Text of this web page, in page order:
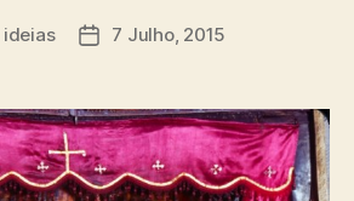
ideias
Data7 Julho, 2015